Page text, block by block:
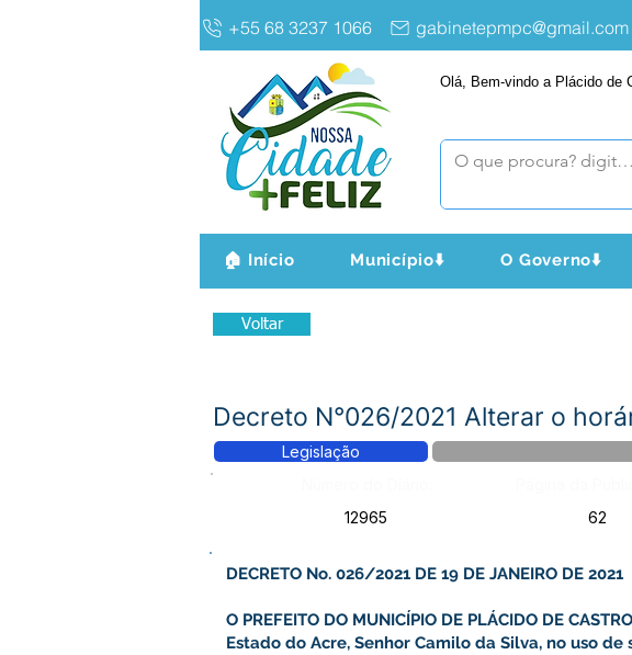
+55 68 3237 1066 gabinetepmpc@gmail.com
Olá, Bem-vindo a Plácido de
🏠 Início Município⬇️ O Governo⬇️
Voltar
Decreto N°026/2021 Alterar o
Legislação
12965
62
DECRETO No. 026/2021 DE 19 DE JANEIRO DE 2021
O PREFEITO DO MUNICÍPIO DE PLÁCIDO DE
Estado do Acre, Senhor Camilo da Silva, no uso